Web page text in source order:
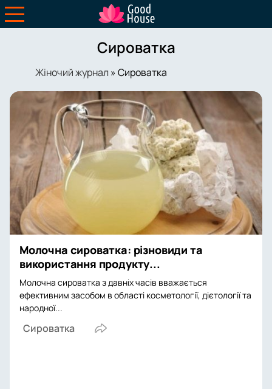
Сироватка
Жіночий журнал » Сироватка
Молочна сироватка: різновиди та
використання продукту...
Молочна сироватка з давніх часів вважається
ефективним засобом в області косметології, дієтології та
народної...
Сироватка